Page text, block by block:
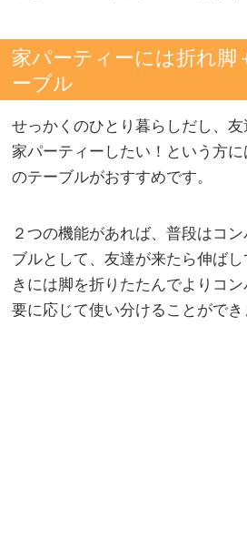
家パーティーには折れ脚
ーブル
せっかくのひとり暮らしだし、
家パーティーしたい！という方
のテーブルがおすすめです。
２つの機能があれば、普段はコ
ブルとして、友達が来たら伸ば
きには脚を折りたたんでよりコ
要に応じて使い分けることができ